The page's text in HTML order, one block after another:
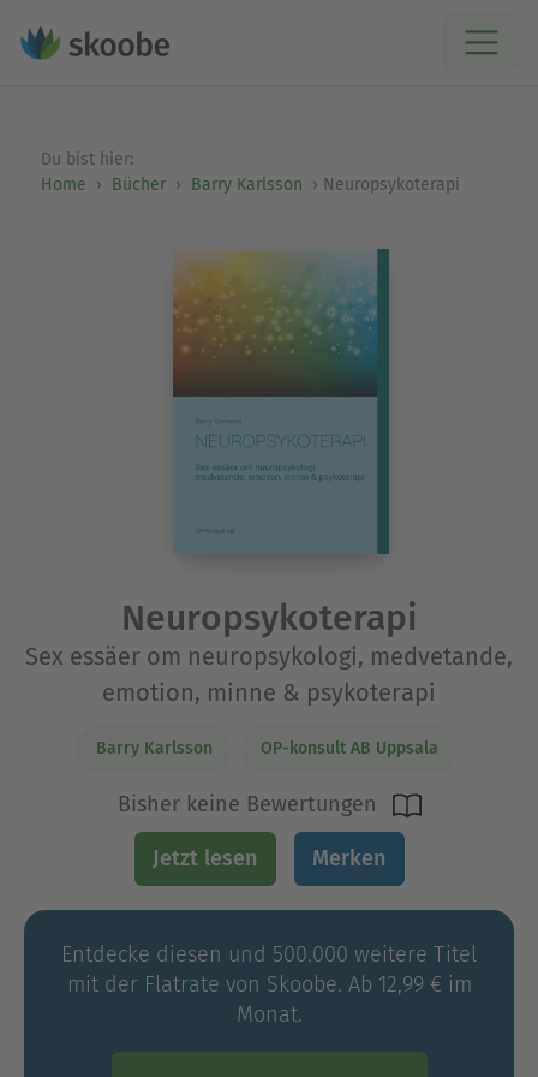
Du bist hier:
Home
Bücher Barry Karlsson Neuropsykoterapi
Neuropsykoterapi
Sex essäer om neuropsykologi, medvetande,
emotion, minne & psykoterapi
Barry Karlsson OP-konsult AB Uppsala
Bisher keine Bewertungen
Jetzt lesen Merken
Entdecke diesen und 500.000 weitere Titel
mit der Flatrate von Skoobe. Ab 12,99 € im
Monat.